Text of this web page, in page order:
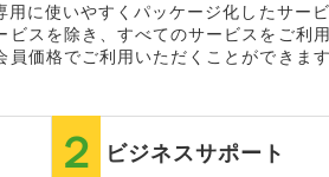
に使いやすくパッケージ化したサービ
ビスを除き、すべてのサービスをご利
価格でご利用いただくことができます
ビジネスサポート